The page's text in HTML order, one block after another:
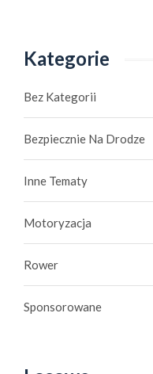
Kategorie
Bez Kategorii
Bezpiecznie Na Drodze
Inne Tematy
Motoryzacja
Rower
Sponsorowane